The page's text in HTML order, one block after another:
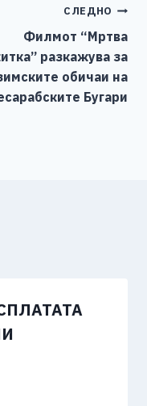
Li
n
k
СЛЕДНО
Филмот “Мртва
разкажува за
обичаи на
Бугари